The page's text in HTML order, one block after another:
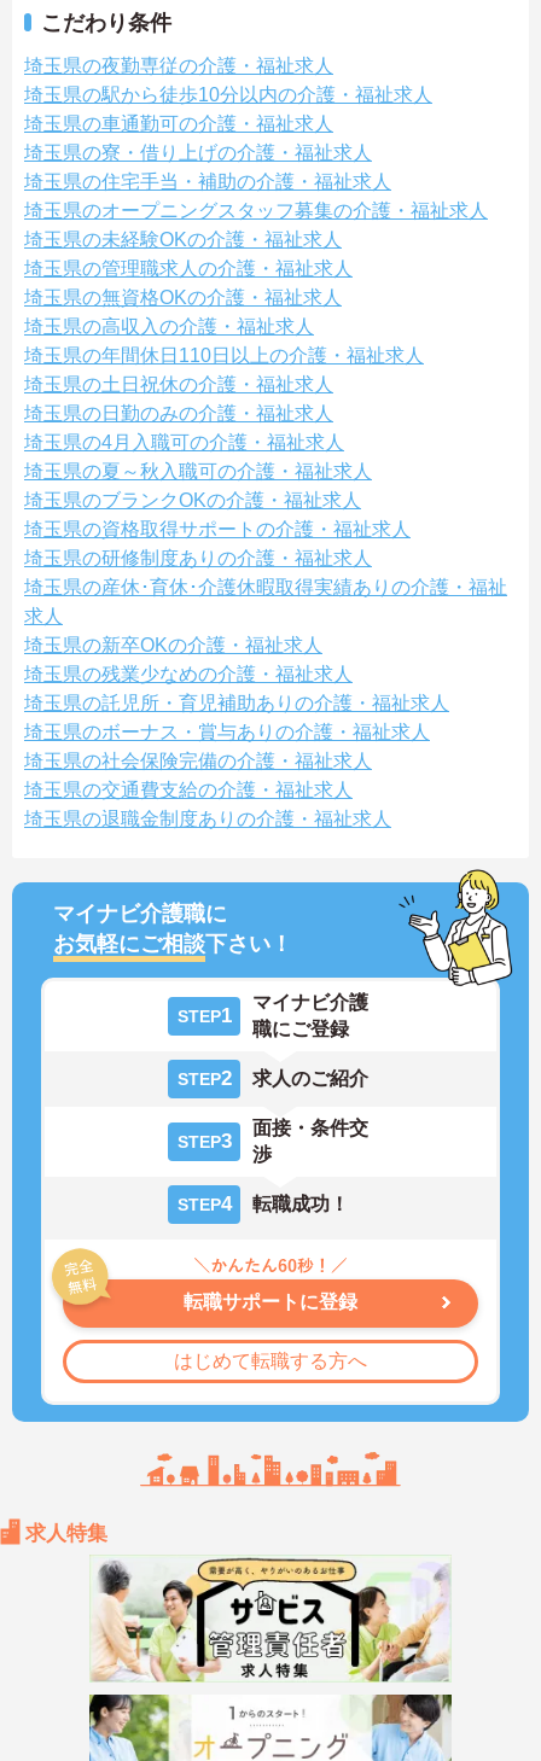
こだわり条件
埼玉県の夜勤専従の介護・福祉求人
埼玉県の駅から徒歩10分以内の介護・福祉求人
埼玉県の車通勤可の介護・福祉求人
埼玉県の寮・借り上げの介護・福祉求人
埼玉県の住宅手当・補助の介護・福祉求人
埼玉県のオープニングスタッフ募集の介護・福祉求人
埼玉県の未経験OKの介護・福祉求人
埼玉県の管理職求人の介護・福祉求人
埼玉県の無資格OKの介護・福祉求人
埼玉県の高収入の介護・福祉求人
埼玉県の年間休日110日以上の介護・福祉求人
埼玉県の土日祝休の介護・福祉求人
埼玉県の日勤のみの介護・福祉求人
埼玉県の4月入職可の介護・福祉求人
埼玉県の夏～秋入職可の介護・福祉求人
埼玉県のブランクOKの介護・福祉求人
埼玉県の資格取得サポートの介護・福祉求人
埼玉県の研修制度ありの介護・福祉求人
埼玉県の産休･育休･介護休暇取得実績ありの介護・福祉
求人
埼玉県の新卒OKの介護・福祉求人
埼玉県の残業少なめの介護・福祉求人
埼玉県の託児所・育児補助ありの介護・福祉求人
埼玉県のボーナス・賞与ありの介護・福祉求人
埼玉県の社会保険完備の介護・福祉求人
埼玉県の交通費支給の介護・福祉求人
埼玉県の退職金制度ありの介護・福祉求人
マイナビ介護職に
お気軽にご相談下さい！
STEP1
マイナビ介護
職にご登録
STEP2 求人のご紹介
STEP3
面接・条件交
渉
STEP4 転職成功！
転職サポートに登録
はじめて転職する方へ
求人特集